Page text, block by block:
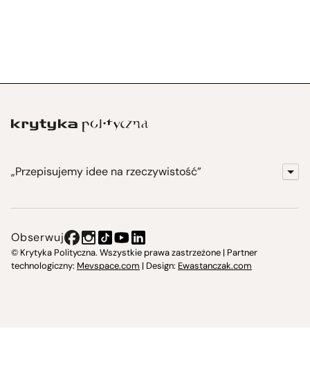
„Przepisujemy idee na rzeczywistość”
Instytut Krytyki Politycznej
Obserwuj
© Krytyka Polityczna. Wszystkie prawa zastrzeżone | Partner
technologiczny: Mevspace.com | Design: Ewastanczak.com